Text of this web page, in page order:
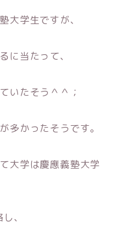
大学生ですが、
に当たって、
いたそう＾＾；
多かったそうです。
大学は慶應義塾大学
、